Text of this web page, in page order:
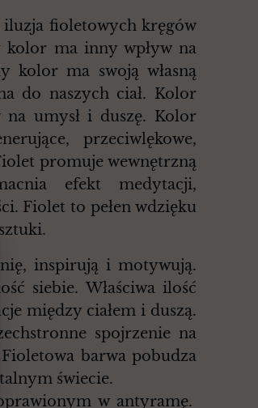
fioletowych kręgów
kolor ma inny wpływ na
kolor ma swoją własną
do naszych ciał. Kolor
umysł i duszę. Kolor
przeciwlękowe,
promuje wewnętrzną
efekt medytacji,
Fiolet to pełen wdzięku
inspirują i motywują.
siebie. Właściwa ilość
między ciałem i duszą.
spojrzenie na
barwa pobudza
świecie.
w antyramę.